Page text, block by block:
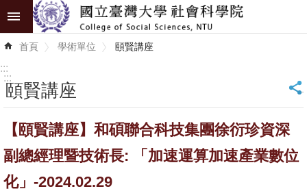
跳到主要內容區塊
進
階
識
學
首頁 學術單位 頤賢講座
:::
:::
頤賢講座 _
【頤賢講座】和碩聯合科技集團徐衍珍資深
副總經理暨技術長: 「加速運算加速產業數位
化」-2024.02.29